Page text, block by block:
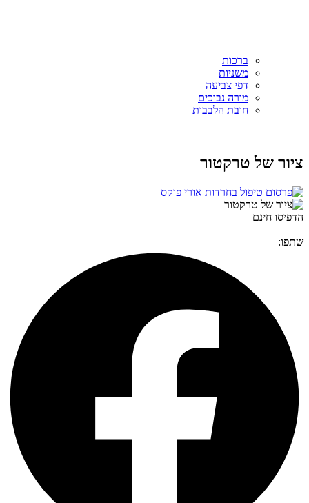
ברכות
משניות
דפי צביעה
מורה נבוכים
חובת הלבבות
ציור של טרקטור
הדפיסו חינם
שתפו: